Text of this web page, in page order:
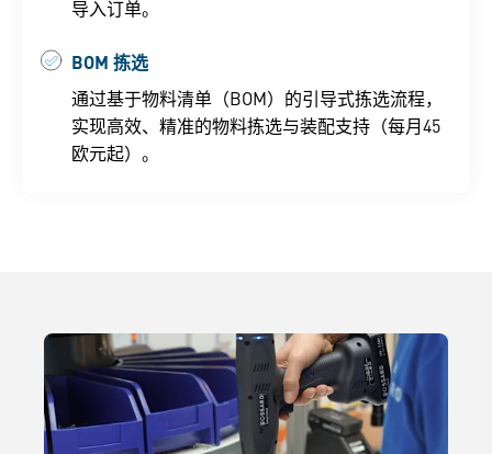
导入订单。
BOM 拣选
通过基于物料清单（BOM）的引导式拣选流程，
实现高效、精准的物料拣选与装配支持（每月45
欧元起）。